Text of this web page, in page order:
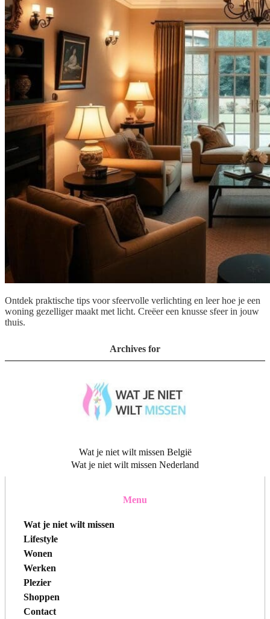
Ontdek praktische tips voor sfeervolle verlichting en leer hoe je een
woning gezelliger maakt met licht. Creëer een knusse sfeer in jouw
thuis.
Archives for
Wat je niet wilt missen België
Wat je niet wilt missen Nederland
Menu
Wat je niet wilt missen
Lifestyle
Wonen
Werken
Plezier
Shoppen
Contact